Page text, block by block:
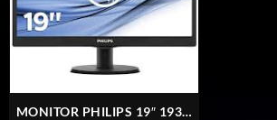
MONITOR PHILIPS 19″ 193V